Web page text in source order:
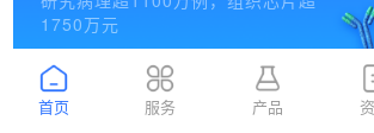
1750万元
首页 服务 产品